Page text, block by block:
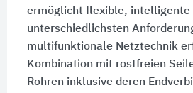
ermöglicht flexible, intelligente
unterschiedlichsten
multifunktionale Netztechnik
Kombination mit rostfreien
Rohren inklusive deren